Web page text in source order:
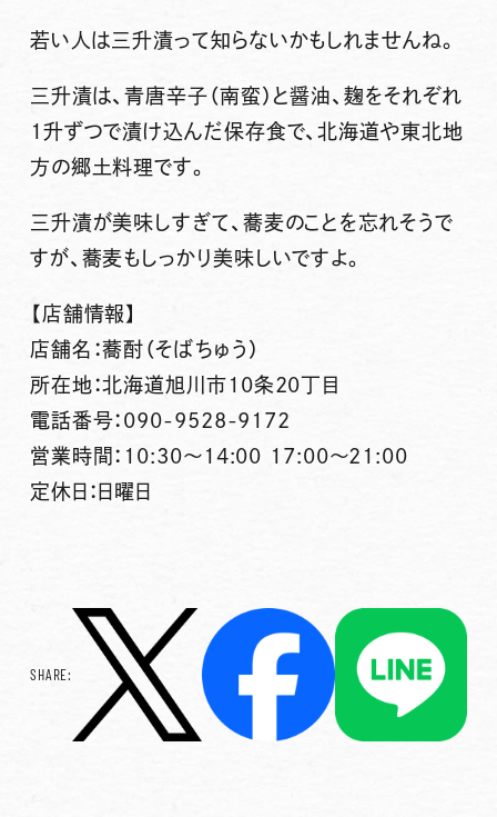
若い人は三升漬って知らないかもしれませんね。
三升漬は、青唐辛子（南蛮）と醤油、麹をそれぞれ
1升ずつで漬け込んだ保存食で、北海道や東北地
方の郷土料理です。
三升漬が美味しすぎて、蕎麦のことを忘れそうで
すが、蕎麦もしっかり美味しいですよ。
【店舗情報】
店舗名：蕎酎（そばちゅう）
所在地：北海道旭川市10条20丁目
電話番号：090-9528-9172
営業時間：10:30～14:00 17:00～21:00
定休日：日曜日
SHARE: